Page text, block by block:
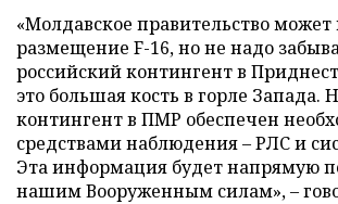
«Молдавское правительство
размещение F-16, но не надо
российский контингент в
это большая кость в горле Запада.
контингент в ПМР обеспечен
средствами наблюдения – РЛС и
Эта информация будет напрямую
нашим Вооруженным силам», –